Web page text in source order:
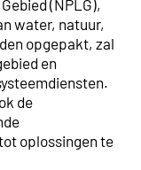
(NPLG),
water, natuur,
opgepakt, zal
en
de
oplossingen te